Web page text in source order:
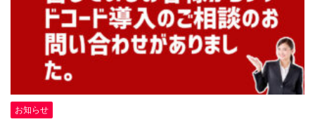
お知らせ